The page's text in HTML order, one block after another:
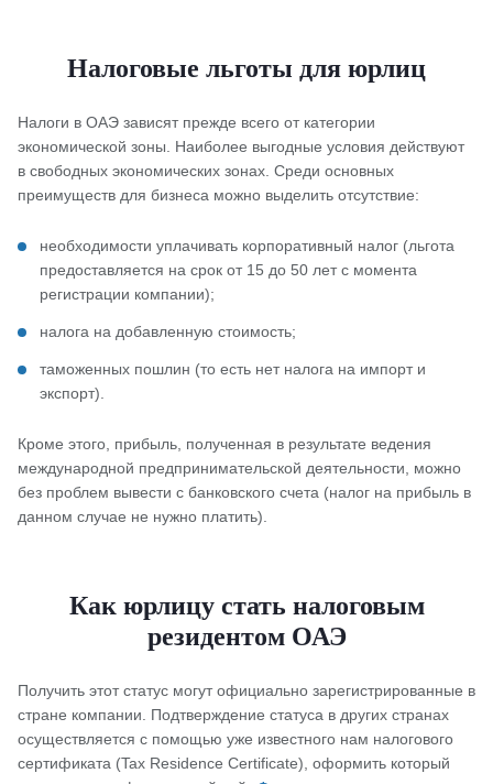
Налоговые льготы для юрлиц
Налоги в ОАЭ зависят прежде всего от категории
экономической зоны. Наиболее выгодные условия действуют
в свободных экономических зонах. Среди основных
преимуществ для бизнеса можно выделить отсутствие:
необходимости уплачивать корпоративный налог (льгота
предоставляется на срок от 15 до 50 лет с момента
регистрации компании);
налога на добавленную стоимость;
таможенных пошлин (то есть нет налога на импорт и
экспорт).
Кроме этого, прибыль, полученная в результате ведения
международной предпринимательской деятельности, можно
без проблем вывести с банковского счета (налог на прибыль в
данном случае не нужно платить).
Как юрлицу стать налоговым
резидентом ОАЭ
Получить этот статус могут официально зарегистрированные в
стране компании. Подтверждение статуса в других странах
осуществляется с помощью уже известного нам налогового
сертификата (Tax Residence Certificate), оформить который